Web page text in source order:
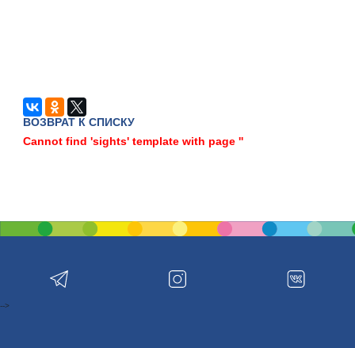
ВОЗВРАТ К СПИСКУ
Cannot find 'sights' template with page ''
-->